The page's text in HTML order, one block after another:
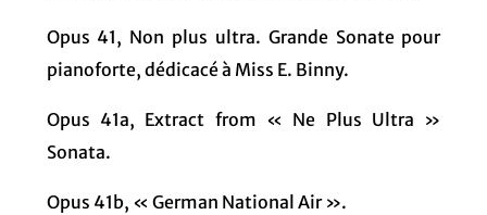
Opus 41, Non plus ultra. Grande Sonate pour
pianoforte, dédicacé à Miss E. Binny.
Opus 41a, Extract from « Ne Plus Ultra »
Sonata.
Opus 41b, « German National Air ».